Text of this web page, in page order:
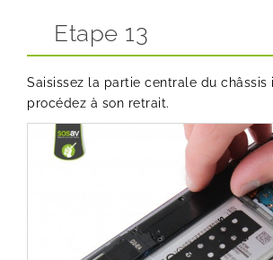
Etape 13
Saisissez la partie centrale du châssis
procédez à son retrait.